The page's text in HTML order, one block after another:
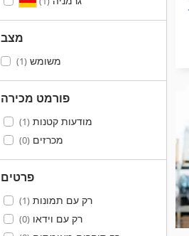
מצב
משומש(1)
פורמט מכירה
מודעות קטנות(1)
מכרזים(0)
פרטים
רק עם תמונות(1)
רק עם וידאו(0)